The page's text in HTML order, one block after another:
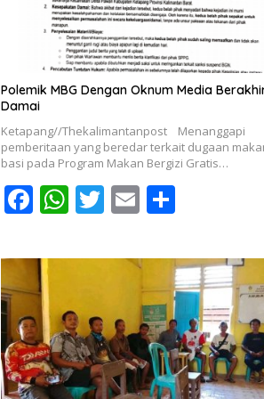
Polemik MBG Dengan Oknum Media
Damai
Ketapang//Thekalimantanpost Menanggapi
pemberitaan yang beredar terkait dugaan
basi pada Program Makan Bergizi Gratis…
F
e
b
o
o
k
W
at
A
p
p
T
itt
E
ai
l
ar
e